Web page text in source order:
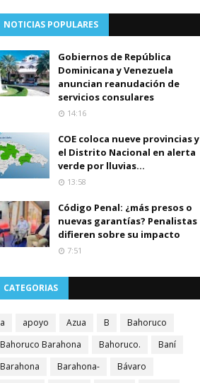
NOTICIAS POPULARES
Gobiernos de República
Dominicana y Venezuela
anuncian reanudación de
servicios consulares
14:16
COE coloca nueve provincias y
el Distrito Nacional en alerta
verde por lluvias...
13:58
Código Penal: ¿más presos o
nuevas garantías? Penalistas
difieren sobre su impacto
7:51
CATEGORIAS
a apoyo Azua B
Bahoruco
Bahoruco Barahona
Bahoruco.
Baní
Barahona
Barahona-
Bávaro